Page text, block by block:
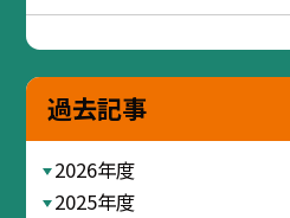
過去記事
2026年度
2025年度